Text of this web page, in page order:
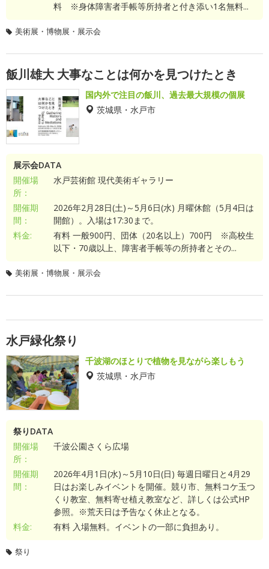
料 ※身体障害者手帳等所持者と付き添い1名無料...
美術展・博物展・展示会
飯川雄大 大事なことは何かを見つけたとき
国内外で注目の飯川、過去最大規模の個展
茨城県・水戸市
展示会DATA
開催場
所：
水戸芸術館 現代美術ギャラリー
開催期
間：
2026年2月28日(土)～5月6日(水) 月曜休館（5月4日は
開館）。入場は17:30まで。
料金:
有料 一般900円、団体（20名以上）700円 ※高校生
以下・70歳以上、障害者手帳等の所持者とその...
美術展・博物展・展示会
水戸緑化祭り
千波湖のほとりで植物を見ながら楽しもう
茨城県・水戸市
祭りDATA
開催場
所：
千波公園さくら広場
開催期
間：
2026年4月1日(水)～5月10日(日) 毎週日曜日と4月29
日はお楽しみイベントを開催。競り市、無料コケ玉つ
くり教室、無料寄せ植え教室など、詳しくは公式HP
参照。※荒天日は予告なく休止となる。
料金:
有料 入場無料。イベントの一部に負担あり。
祭り